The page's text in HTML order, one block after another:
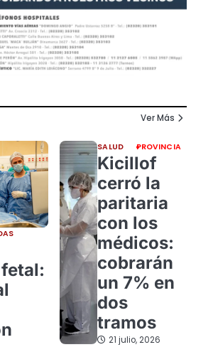
Ver Más
SALUD PROVINCIA
Kicillof
cerró la
paritaria
con los
médicos:
cobrarán
un 7% en
dos
tramos
21 julio, 2026